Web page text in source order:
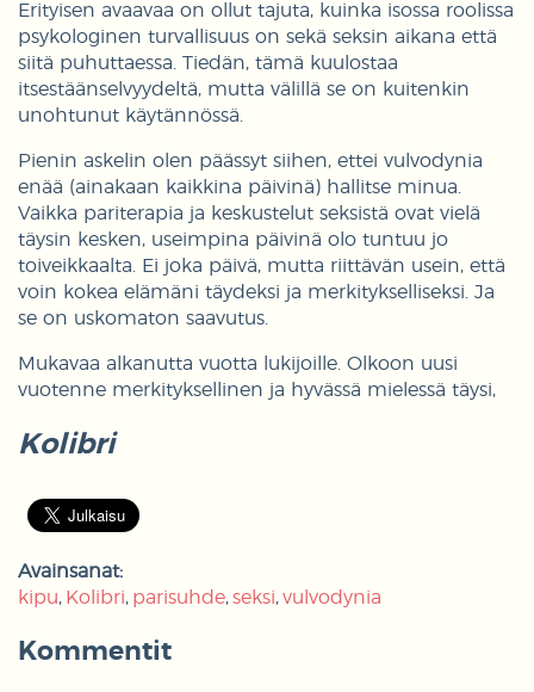
Erityisen avaavaa on ollut tajuta, kuinka isossa roolissa
psykologinen turvallisuus on sekä seksin aikana että
siitä puhuttaessa. Tiedän, tämä kuulostaa
itsestäänselvyydeltä, mutta välillä se on kuitenkin
unohtunut käytännössä.
Pienin askelin olen päässyt siihen, ettei vulvodynia
enää (ainakaan kaikkina päivinä) hallitse minua.
Vaikka pariterapia ja keskustelut seksistä ovat vielä
täysin kesken, useimpina päivinä olo tuntuu jo
toiveikkaalta. Ei joka päivä, mutta riittävän usein, että
voin kokea elämäni täydeksi ja merkitykselliseksi. Ja
se on uskomaton saavutus.
Mukavaa alkanutta vuotta lukijoille. Olkoon uusi
vuotenne merkityksellinen ja hyvässä mielessä täysi,
Kolibri
Avainsanat:
kipu
Kolibri parisuhde seksi vulvodynia
Kommentit